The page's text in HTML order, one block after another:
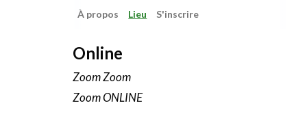
À propos Lieu S'inscrire
Online
Zoom Zoom
Zoom ONLINE